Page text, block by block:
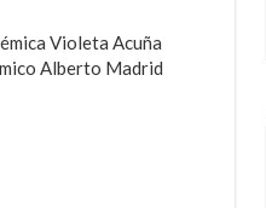
Violeta Acuña
Alberto Madrid